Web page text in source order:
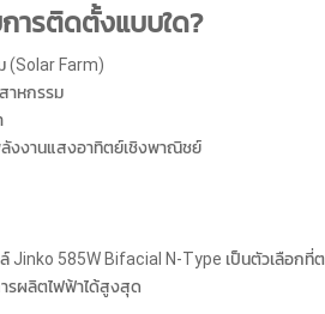
การติดตั้งแบบใด?
(Solar Farm)
าหกรรม
งงานแสงอาทิตย์เชิงพาณิชย์
ล์ Jinko 585W Bifacial N-Type เป็นตัวเลือก
รผลิตไฟฟ้าได้สูงสุด